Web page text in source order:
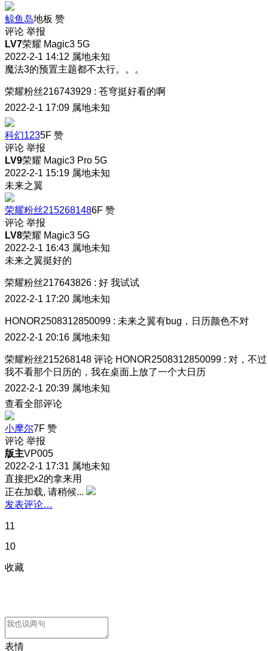
鲸鱼岛地板 赞
评论 举报
LV7荣耀 Magic3 5G
2022-2-1 14:12 属地未知
魔法3的预置主题都不太行。。。
荣耀粉丝216743929 : 苍穹挺好看的啊
2022-2-1 17:09 属地未知
科幻1235F 赞
评论 举报
LV9荣耀 Magic3 Pro 5G
2022-2-1 15:19 属地未知
未来之翼
荣耀粉丝2152681486F 赞
评论 举报
LV8荣耀 Magic3 5G
2022-2-1 16:43 属地未知
未来之翼挺好的
荣耀粉丝217643826 : 好 我试试
2022-2-1 17:20 属地未知
HONOR2508312850099 : 未来之翼有bug，日历颜色不对
2022-2-1 20:16 属地未知
荣耀粉丝215268148 评论 HONOR2508312850099 : 对，不过
我不看那个日历的，我在桌面上放了一个大日历
2022-2-1 20:39 属地未知
查看全部评论
小摩尔7F 赞
评论 举报
版主VP005
2022-2-1 17:31 属地未知
直接把x2的拿来用
正在加载, 请稍候...
发表评论…
11
10
收藏
表情